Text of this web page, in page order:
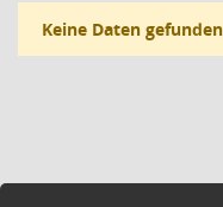
Keine Daten